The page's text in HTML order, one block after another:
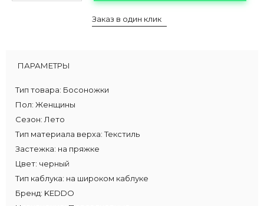
Заказ в один клик
ПАРАМЕТРЫ
Тип товара: Босоножки
Пол: Женщины
Сезон: Лето
Тип материала верха: Текстиль
Застежка: на пряжке
Цвет: черный
Тип каблука: на широком каблуке
Бренд: KEDDO